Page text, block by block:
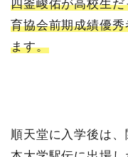
四釜峻佑が高校生
育協会前期成績優
ます。
順天堂に入学後は